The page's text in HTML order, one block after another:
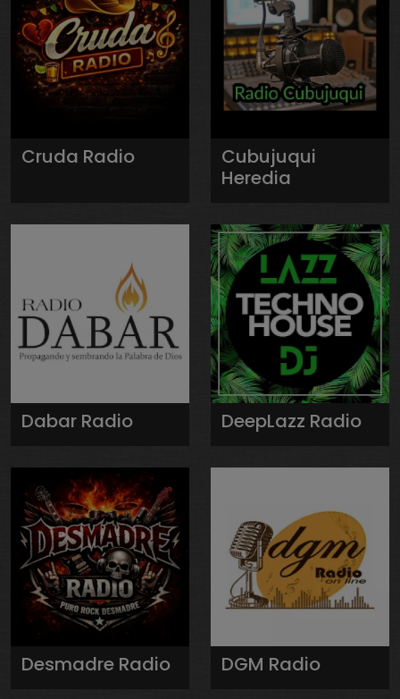
Cruda Radio
Cubujuqui
Heredia
Dabar Radio DeepLazz Radio
Desmadre Radio DGM Radio